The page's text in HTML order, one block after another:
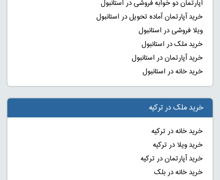
آپارتمان دو خوابه فروشی در استانبول
خرید آپارتمان آماده تحویل در استانبول
ویلا فروشی در استانبول
خرید ملک در استانبول
خرید آپارتمان در استانبول
خرید خانه در استانبول
خرید ملک در ترکیه
خرید خانه در ترکیه
خرید ویلا در ترکیه
خرید آپارتمان در ترکیه
خرید خانه در بلک